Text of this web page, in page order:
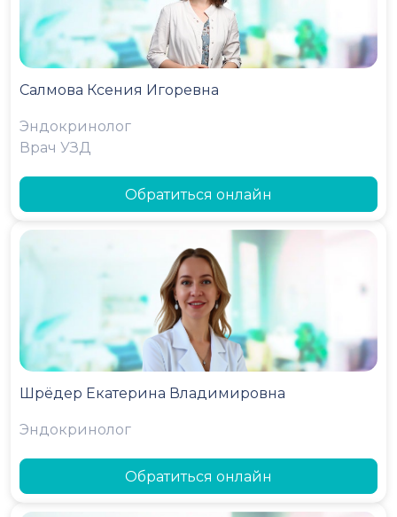
Салмова Ксения Игоревна
Эндокринолог
Врач УЗД
Обратиться онлайн
Шрёдер Екатерина Владимировна
Эндокринолог
Обратиться онлайн